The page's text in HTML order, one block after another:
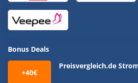
Bonus Deals
+40€
Preisvergleich.de